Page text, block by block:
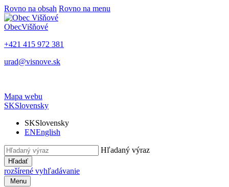
Rovno na obsah Rovno na menu
ObecVišňové
+421 415 972 381
urad@visnove.sk
Mapa webu
SKSlovensky
SKSlovensky
ENEnglish
Hľadaný výraz
Hľadať
rozšírené vyhľadávanie
Menu